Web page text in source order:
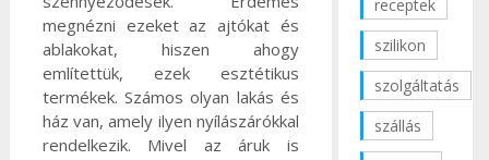
megnézni ezeket az ajtókat és
ablakokat, hiszen ahogy
említettük, ezek esztétikus
termékek. Számos olyan lakás és
ház van, amely ilyen nyílászárókkal
rendelkezik. Mivel az áruk is
receptek
szilikon
szolgáltatás
szállás